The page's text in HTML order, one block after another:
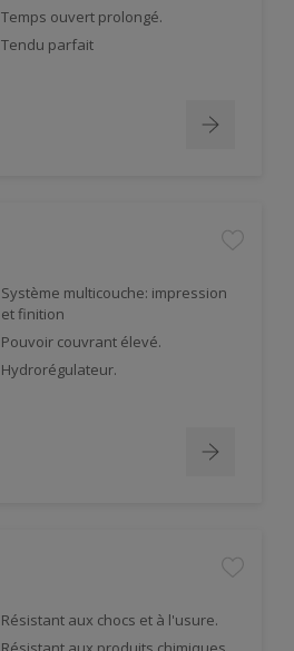
Temps ouvert prolongé.
Tendu parfait
Système multicouche: impression
et finition
Pouvoir couvrant élevé.
Hydrorégulateur.
Résistant aux chocs et à l'usure.